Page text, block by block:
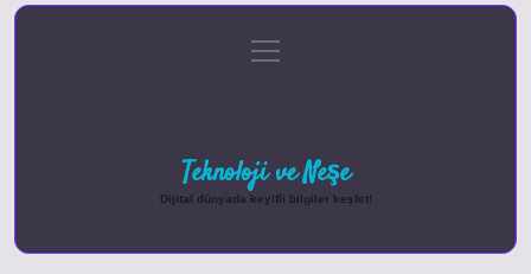
Gizlilik Politikası
menüyü
aç
Teknoloji ve Neşe
Dijital dünyada keyifli bilgiler keşfet!